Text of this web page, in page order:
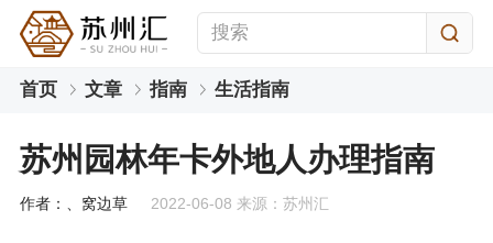
首页 文章 指南 生活指南
苏州园林年卡外地人办理指南
作者：、窝边草 2022-06-08 来源：苏州汇